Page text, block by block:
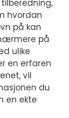
hvordan
på kan
på
ulike
en erfaren
vil
du
en ekte